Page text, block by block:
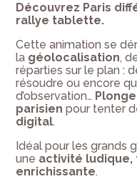
Découvrez Paris
rallye tablette.
Cette animation se
la géolocalisation,
réparties sur le plan :
résoudre ou encore
d’observation…
parisienpour tenter
digital.
Idéal pour les grands
une activité
enrichissante.